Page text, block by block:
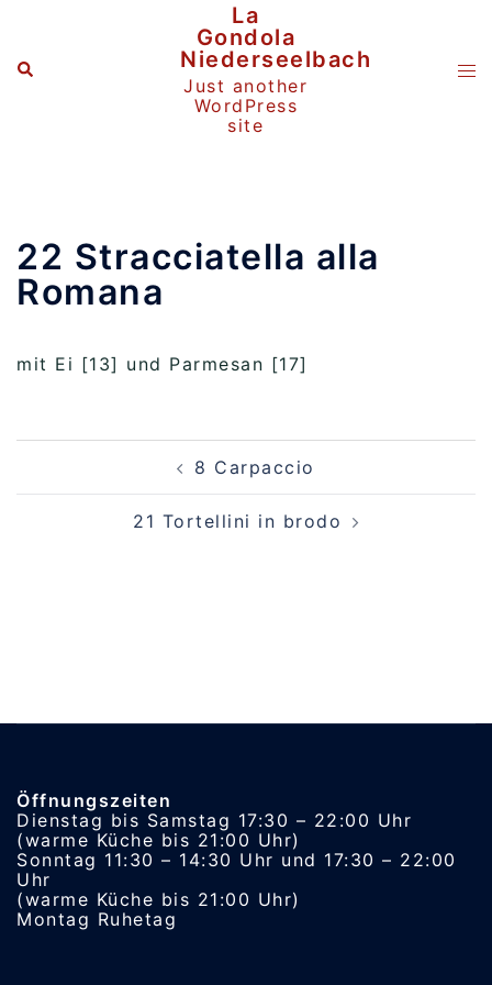
Suche
La
Gondola
Niederseelbach
Just another
WordPress
site
22 Stracciatella alla
Romana
mit Ei [13] und Parmesan [17]
Beitragsnavigation
8 Carpaccio
21 Tortellini in brodo
Öffnungszeiten
Dienstag bis Samstag 17:30 – 22:00 Uhr
(warme Küche bis 21:00 Uhr)
Sonntag 11:30 – 14:30 Uhr und 17:30 – 22:00
Uhr
(warme Küche bis 21:00 Uhr)
Montag Ruhetag